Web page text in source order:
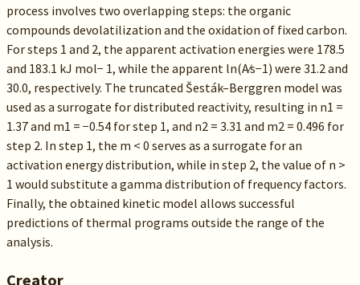
process involves two overlapping steps: the organic
compounds devolatilization and the oxidation of fixed carbon.
For steps 1 and 2, the apparent activation energies were 178.5
and 183.1 kJ mol− 1, while the apparent ln(A∕s−1) were 31.2 and
30.0, respectively. The truncated Šesták–Berggren model was
used as a surrogate for distributed reactivity, resulting in n1 =
1.37 and m1 = −0.54 for step 1, and n2 = 3.31 and m2 = 0.496 for
step 2. In step 1, the m < 0 serves as a surrogate for an
activation energy distribution, while in step 2, the value of n >
1 would substitute a gamma distribution of frequency factors.
Finally, the obtained kinetic model allows successful
predictions of thermal programs outside the range of the
analysis.
Creator